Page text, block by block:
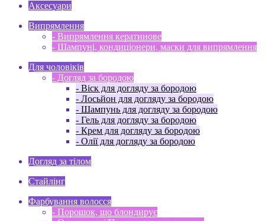
Аксесуари
Випрямлення
- Випрямлення кератинове
- Шампуні, кондиціонери, маски для випрямлення
Для чоловіків
- Догляд за бородою
- Віск для догляду за бородою
- Лосьйон для догляду за бородою
- Шампунь для догляду за бородою
- Гель для догляду за бородою
- Крем для догляду за бородою
- Олії для догляду за бородою
Догляд за тілом
Стайлінг
Фарбування волосся
- Порошок, що блондирує